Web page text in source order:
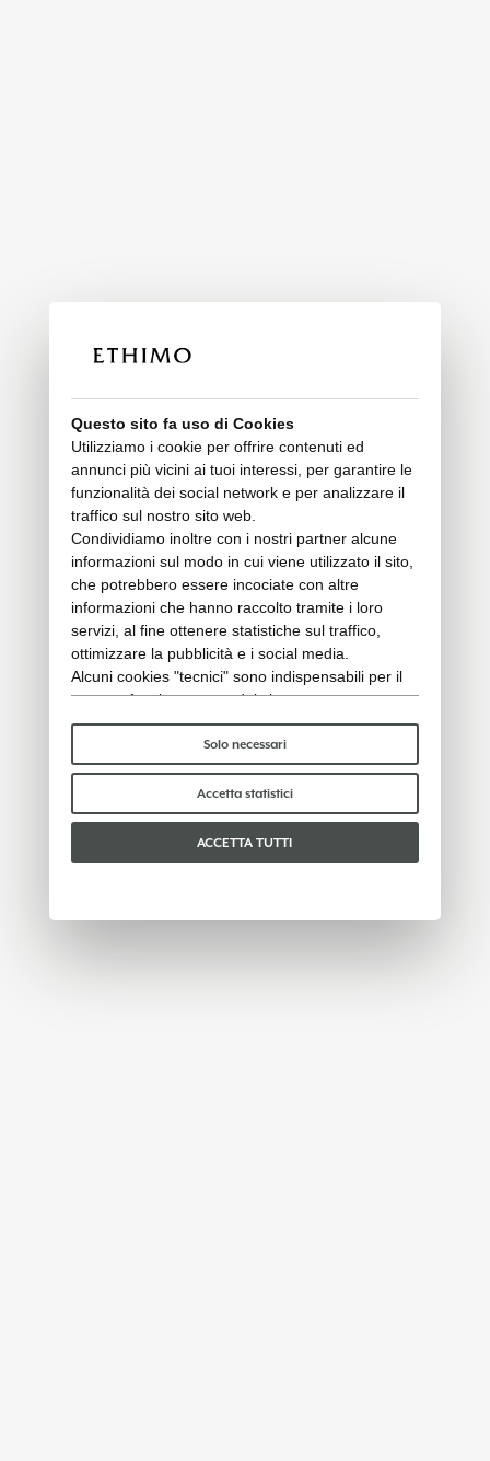
Questo sito fa uso di Cookies
Utilizziamo i cookie per offrire contenuti ed
annunci più vicini ai tuoi interessi, per garantire le
funzionalità dei social network e per analizzare il
traffico sul nostro sito web.
Condividiamo inoltre con i nostri partner alcune
informazioni sul modo in cui viene utilizzato il sito,
che potrebbero essere incociate con altre
informazioni che hanno raccolto tramite i loro
servizi, al fine ottenere statistiche sul traffico,
ottimizzare la pubblicità e i social media.
Alcuni cookies "tecnici" sono indispensabili per il
corretto funzionamento del sito e non trattano o
condividono con terzi alcun dato personale. Per
saperne di più puoi consultare la nostra
policy.
Per favore, scegli quali cookie accettare:
Solo necessari
Accetta statistici
ACCETTA TUTTI